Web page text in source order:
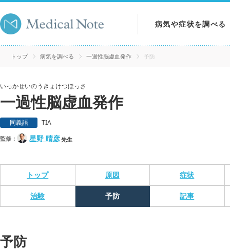
病気や症状を調べる
病気を調べる
トップ 病気を調べる 一過性脳虚血発作 予防
いっかせいのうきょけつほっさ
一過性脳虚血発作
同義語 TIA
監修： 星野 晴彦先生
トップ 原因 症状
治験 予防 記事
予防